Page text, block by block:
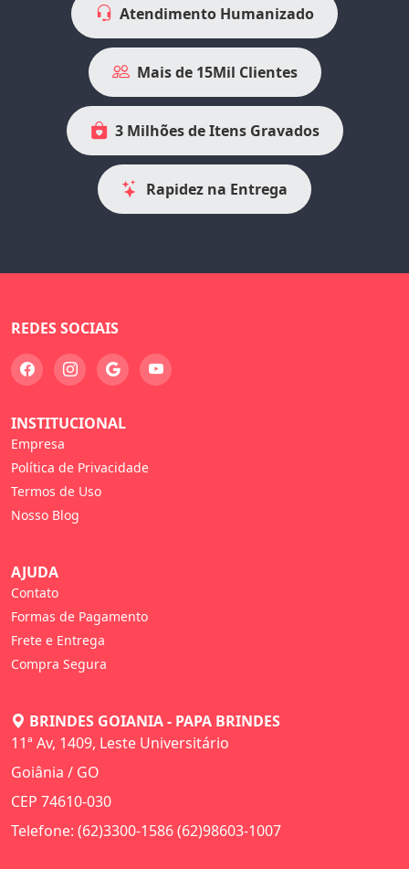
Atendimento Humanizado
Mais de 15Mil Clientes
3 Milhões de Itens Gravados
Rapidez na Entrega
REDES SOCIAIS
INSTITUCIONAL
Empresa
Política de Privacidade
Termos de Uso
Nosso Blog
AJUDA
Contato
Formas de Pagamento
Frete e Entrega
Compra Segura
BRINDES GOIANIA - PAPA BRINDES
11ª Av, 1409, Leste Universitário
Goiânia / GO
CEP 74610-030
Telefone: (62)3300-1586 (62)98603-1007